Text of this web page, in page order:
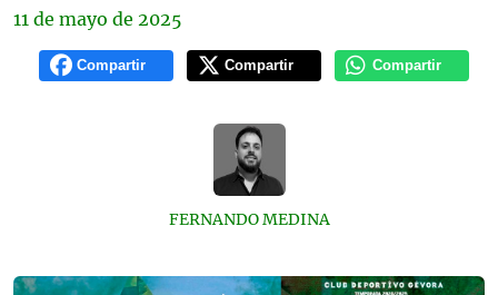
11 de mayo de 2025
Compartir Compartir Compartir
FERNANDO MEDINA